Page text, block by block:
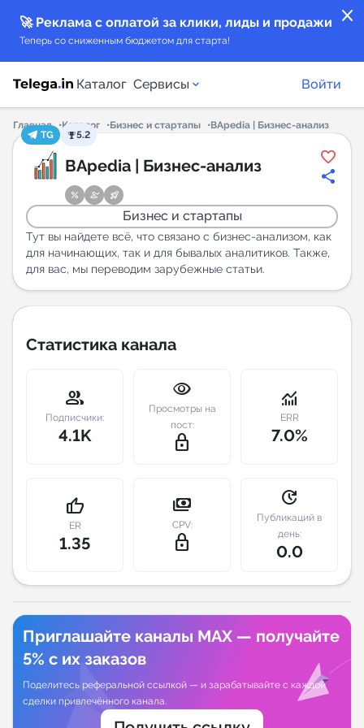
close
🚀 Реклама с оплатой за клики, лиды и продажи
Теперь со сниженным бюджетом для старта!
Каталог Сервисы
Каталог каналов
Каталог ботов
Горящие предложения
Индекс читаемости каналов в Telegram
Индивидуальное сопровождение
Аналитика Telegram
Войти
Главная Каталог Бизнес и стартапы
BApedia | Бизнес-анализ
TG
5.2
BApedia | Бизнес-анализ
Бизнес и стартапы
Тут вы найдете всё, что связано с бизнес-анализом, как
для начинающих, так и для бывалых аналитиков. Также,
для вас, мы переводим зарубежные статьи.
Статистика канала
group
Подписчики:
4.1K
visibility
Просмотры на
пост:
lock_outline
monitoring
ERR
7.0%
thumb_up
ER
1.35
payments
CPV:
lock_outline
update
Публикаций в
день:
0.0
Приглашайте каналы MAX — получайте
5% с их заказов
Поделитесь реферальной ссылкой — и зарабатывайте с каждой
сделки привлечённого канала.